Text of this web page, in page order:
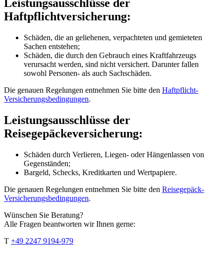
Leistungsausschlüsse der
Haftpflichtversicherung:
Schäden, die an geliehenen, verpachteten und gemieteten
Sachen entstehen;
Schäden, die durch den Gebrauch eines Kraftfahrzeugs
verursacht werden, sind nicht versichert. Darunter fallen
sowohl Personen- als auch Sachschäden.
Die genauen Regelungen entnehmen Sie bitte den Haftpflicht-
Versicherungsbedingungen.
Leistungsausschlüsse der
Reisegepäckeversicherung:
Schäden durch Verlieren, Liegen- oder Hängenlassen von
Gegenständen;
Bargeld, Schecks, Kreditkarten und Wertpapiere.
Die genauen Regelungen entnehmen Sie bitte den Reisegepäck-
Versicherungsbedingungen.
Wünschen Sie Beratung?
Alle Fragen beantworten wir Ihnen gerne:
T +49 2247 9194-979